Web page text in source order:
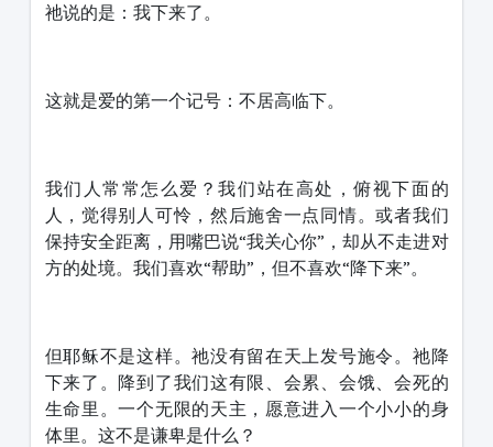
祂说的是：我下来了。
这就是爱的第一个记号：不居高临下。
我们人常常怎么爱？我们站在高处，俯视下面的
人，觉得别人可怜，然后施舍一点同情。或者我们
保持安全距离，用嘴巴说“我关心你”，却从不走进对
方的处境。我们喜欢“帮助”，但不喜欢“降下来”。
但耶稣不是这样。祂没有留在天上发号施令。祂降
下来了。降到了我们这有限、会累、会饿、会死的
生命里。一个无限的天主，愿意进入一个小小的身
体里。这不是谦卑是什么？